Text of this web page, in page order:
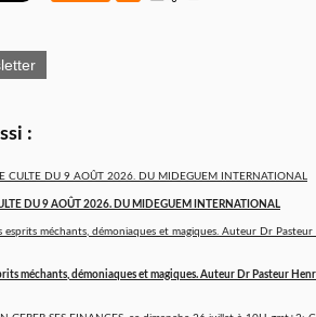
:
DU 9 AOÛT 2026. DU MIDEGUEM INTERNATIONAL
méchants, démoniaques et magiques. Auteur Dr Pasteur